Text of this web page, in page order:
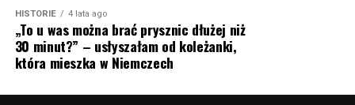
HISTORIE 4 lata ago
„To u was można brać prysznic dłużej niż
30 minut?” – usłyszałam od koleżanki,
która mieszka w Niemczech